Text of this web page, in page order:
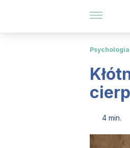
Psychologia
4 min.